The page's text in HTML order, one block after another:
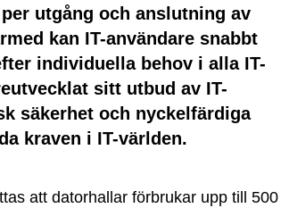
utgång och anslutning av
kan IT-användare snabbt
individuella behov i alla IT-
sitt utbud av IT-
säkerhet och nyckelfärdiga
kraven i IT-världen.
att datorhallar förbrukar upp till 500